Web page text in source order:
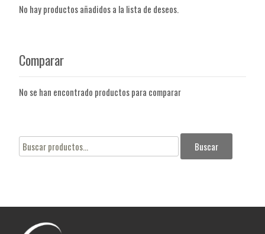
No hay productos añadidos a la lista de deseos.
Comparar
No se han encontrado productos para comparar
Buscar
por:
Buscar